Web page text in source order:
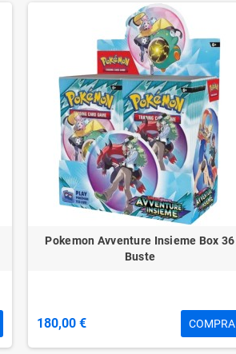
Pokemon Avventure Insieme Box 36
Buste
180,00 € COMPRA